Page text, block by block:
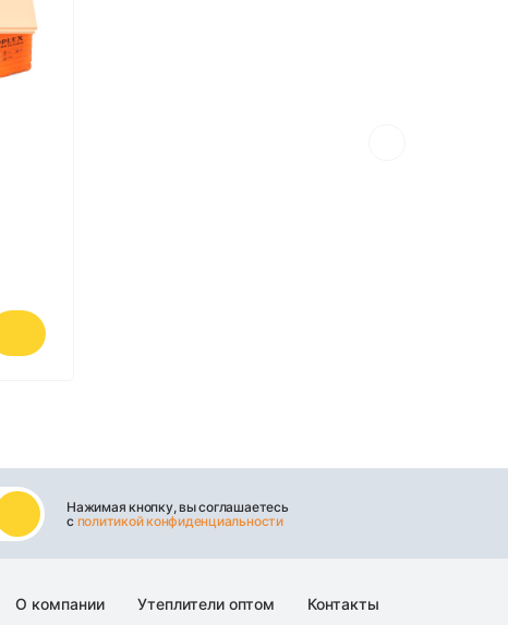
Нажимая кнопку, вы соглашаетесь
с политикой конфиденциальности
О компании Утеплители оптом Контакты